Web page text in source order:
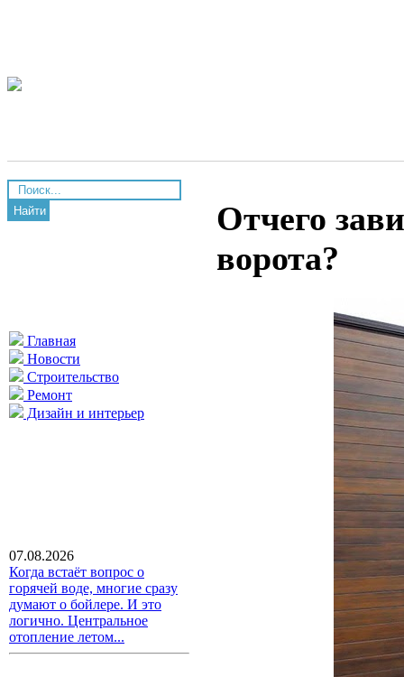
Найти
Главная
Новости
Строительство
Ремонт
Дизайн и интерьер
07.08.2026
Когда встаёт вопрос о
горячей воде, многие сразу
думают о бойлере. И это
логично. Центральное
отопление летом...
Отчего
ворота?